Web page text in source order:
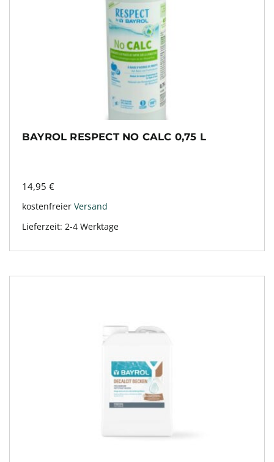
BAYROL RESPECT NO CALC 0,75 L
14,95 €
kostenfreier Versand
Lieferzeit: 2-4 Werktage